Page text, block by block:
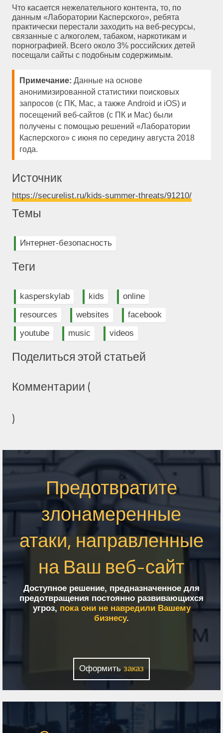
Что касается нежелательного контента, то, по
данным «Лаборатории Касперского», ребята
практически перестали заходить на веб-ресурсы,
связанные с алкоголем, табаком, наркотикам и
порнографией. Всего около 3% российских детей
посещали сайты с подобным содержимым.
Примечание: Данные на основе
анонимизированной статистики поисковых
запросов (с ПК, Mac, а также Android и iOS) и
посещений веб-сайтов (с ПК и Mac) были
получены с помощью решений «Лаборатории
Касперского» с июня по середину августа 2018
года.
Источник
https://securelist.ru/kids-summer-threats/91210/
Темы
Интернет-безопасность
Теги
kasperskylab kids
online
resources
websites
facebook
youtube
music videos
Поделиться этой статьей
Комментарии (
)
Предотвратите
злонамеренные
атаки, направленные
на Ваш веб-сайт
Доступное решение, предназначенное для
предотвращения постоянно развивающихся
угроз, пока они не навредили Вашему
бизнесу.
Оформить заказ